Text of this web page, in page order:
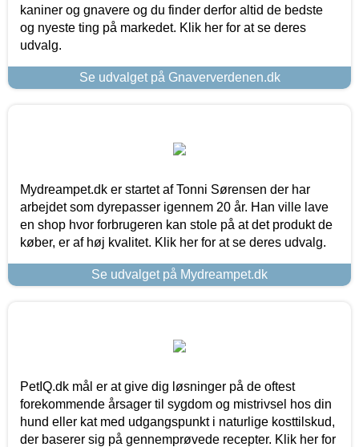
kaniner og gnavere og du finder derfor altid de bedste
og nyeste ting på markedet. Klik her for at se deres
udvalg.
Se udvalget på Gnaververdenen.dk
Mydreampet.dk er startet af Tonni Sørensen der har
arbejdet som dyrepasser igennem 20 år. Han ville lave
en shop hvor forbrugeren kan stole på at det produkt de
køber, er af høj kvalitet. Klik her for at se deres udvalg.
Se udvalget på Mydreampet.dk
PetIQ.dk mål er at give dig løsninger på de oftest
forekommende årsager til sygdom og mistrivsel hos din
hund eller kat med udgangspunkt i naturlige kosttilskud,
der baserer sig på gennemprøvede recepter. Klik her for